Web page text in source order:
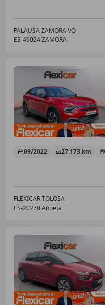
PALAUSA ZAMORA VO
ES-49024 ZAMORA
09/2022 27.173 km
FLEXICAR TOLOSA
ES-20270 Anoeta